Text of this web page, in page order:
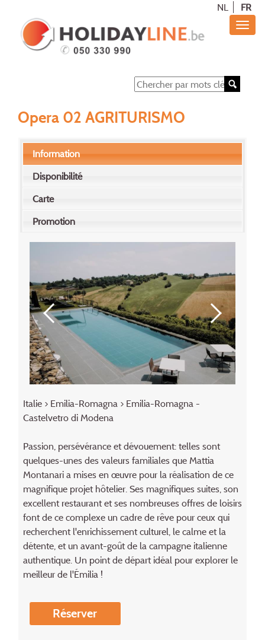
NL FR
Opera 02 AGRITURISMO
Information
Disponibilité
Carte
Promotion
Italie> Emilia-Romagna> Emilia-Romagna -
Castelvetro di Modena
Passion, persévérance et dévouement: telles sont
quelques-unes des valeurs familiales que Mattia
Montanari a mises en œuvre pour la réalisation de ce
magnifique projet hôtelier. Ses magnifiques suites, son
excellent restaurant et ses nombreuses offres de loisirs
font de ce complexe un cadre de rêve pour ceux qui
recherchent l'enrichissement culturel, le calme et la
détente, et un avant-goût de la campagne italienne
authentique. Un point de départ idéal pour explorer le
meilleur de l'Émilia !
Réserver